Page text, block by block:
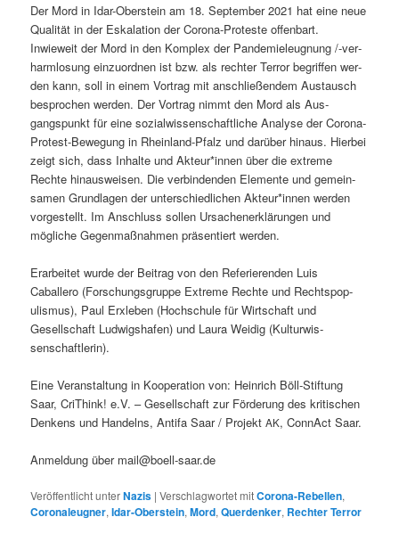
Der Mord in Idar-Ober­stein am 18. Sep­tem­ber 2021 hat eine neue
Qual­ität in der Eskala­tion der Coro­na-Proteste offen­bart.
Inwieweit der Mord in den Kom­plex der Pan­demieleug­nung /-ver­
harm­lo­sung einzuord­nen ist bzw. als rechter Ter­ror begrif­f­en wer­
den kann, soll in einem Vor­trag mit anschließen­dem Aus­tausch
besprochen wer­den. Der Vor­trag nimmt den Mord als Aus­
gangspunkt für eine sozial­wis­senschaftliche Analyse der Coro­na-
Protest-Bewe­gung in Rhein­land-Pfalz und darüber hin­aus. Hier­bei
zeigt sich, dass Inhalte und Akteur*innen über die extreme
Rechte hin­ausweisen. Die verbinden­den Ele­mente und gemein­
samen Grund­la­gen der unter­schiedlichen Akteur*innen wer­den
vorgestellt. Im Anschluss sollen Ursach­en­erk­lärun­gen und
mögliche Gegen­maß­nah­men präsen­tiert werden.
Erar­beit­et wurde der Beitrag von den Referieren­den Luis
Caballero (Forschungs­gruppe Extreme Rechte und Recht­spop­
ulis­mus), Paul Erxleben (Hochschule für Wirtschaft und
Gesellschaft Lud­wigshafen) und Lau­ra Wei­dig (Kul­tur­wis­
senschaft­lerin).
Eine Ver­anstal­tung in Koop­er­a­tion von: Hein­rich Böll-Stiftung
Saar, Cri­Think! e.V. – Gesellschaft zur Förderung des kri­tis­chen
Denkens und Han­delns, Antifa Saar / Pro­jektAK, Con­n­Act Saar.
Anmel­dung über mail@boell-saar.de
Veröffentlicht unterNazis |Verschlagwortet mitCorona-Rebellen,
Coronaleugner,Idar-Oberstein,Mord,Querdenker, Rechter Terror